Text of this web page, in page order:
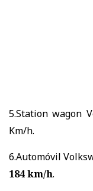
5.Station wagon
Km/h.
6.Automóvil
184 km/h.